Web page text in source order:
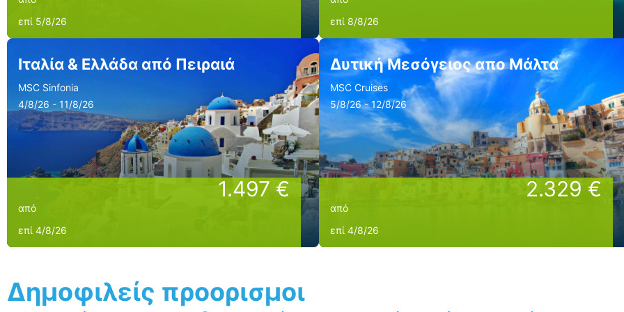
επί 5/8/26
επί 8/8/26
Ιταλία & Ελλάδα από Πειραιά
MSC Sinfonia
4/8/26 - 11/8/26
από
1.497 €
επί 4/8/26
Δυτική Μεσόγειος απο Μάλτα
MSC Cruises
5/8/26 - 12/8/26
από
2.329 €
επί 4/8/26
Δημοφιλείς προορισμοι